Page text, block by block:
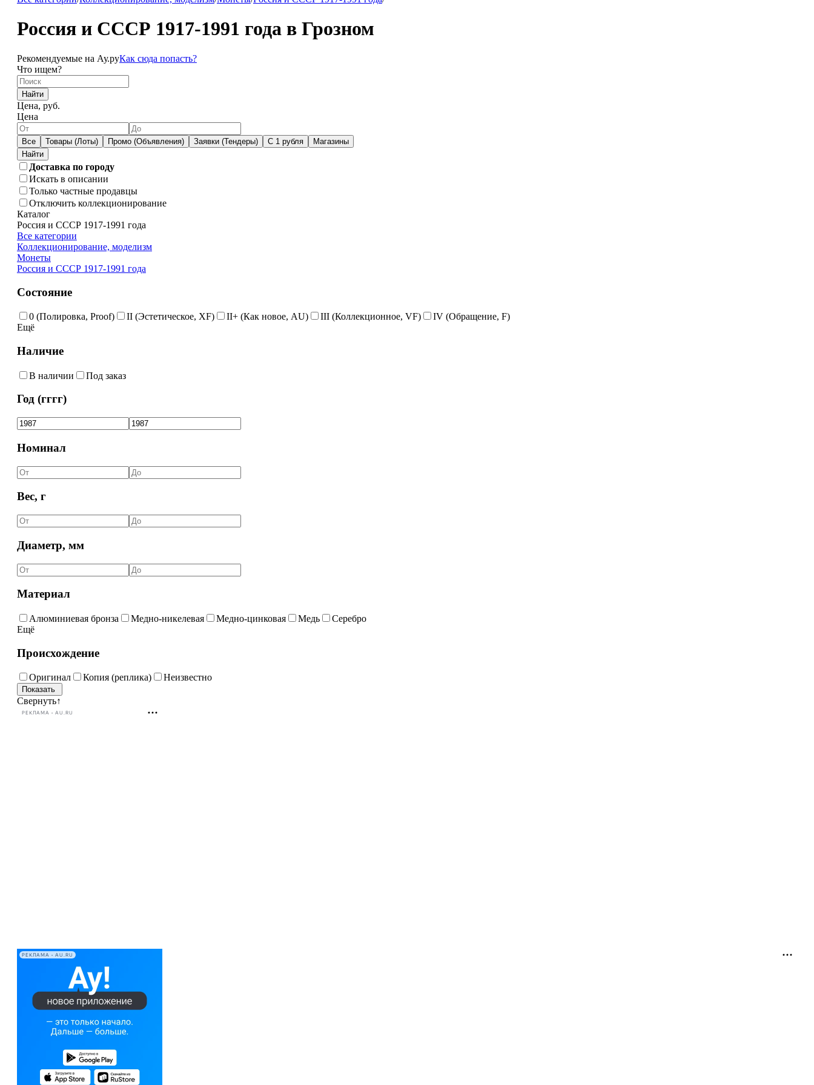
Россия и СССР 1917-1991 года в Грозном
Рекомендуемые на Ау.руКак сюда попасть?
Что ищем?
Найти
Цена, руб.
Цена
Все Товары (Лоты) Промо (Объявления) Заявки (Тендеры) С 1 рубля Магазины
Доставка по городу
Искать в описании
Только частные продавцы
Отключить коллекционирование
Каталог
Россия и СССР 1917-1991 года
Все категории
Коллекционирование, моделизм
Монеты
Россия и СССР 1917-1991 года
Состояние
0 (Полировка, Proof) II (Эстетическое, XF) II+ (Как новое, AU) III (Коллекционное, VF)
IV (Обращение, F)
Ещё
Наличие
В наличии Под заказ
Год (гггг)
Номинал
Вес, г
Диаметр, мм
Материал
Алюминиевая бронза Медно-никелевая Медно-цинковая Медь
Серебро
Ещё
Происхождение
Оригинал Копия (реплика) Неизвестно
Свернуть↑
РЕКЛАМА • AU.RU
РЕКЛАМА • AU.RU